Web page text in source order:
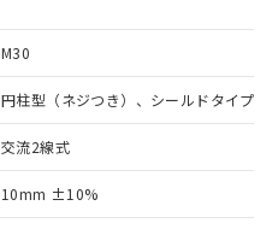
M30
円柱型（ネジつき）、シールドタイプ
交流2線式
10mm ±10%